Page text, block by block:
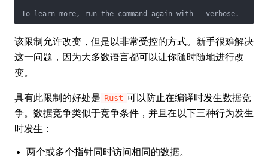
To learn more, run the command again with --verbose.
该限制允许改变，但是以非常受控的方式。新手很难解决
这一问题，因为大多数语言都可以让你随时随地进行改
变。
具有此限制的好处是 Rust 可以防止在编译时发生数据竞
争。数据竞争类似于竞争条件，并且在以下三种行为发生
时发生：
两个或多个指针同时访问相同的数据。